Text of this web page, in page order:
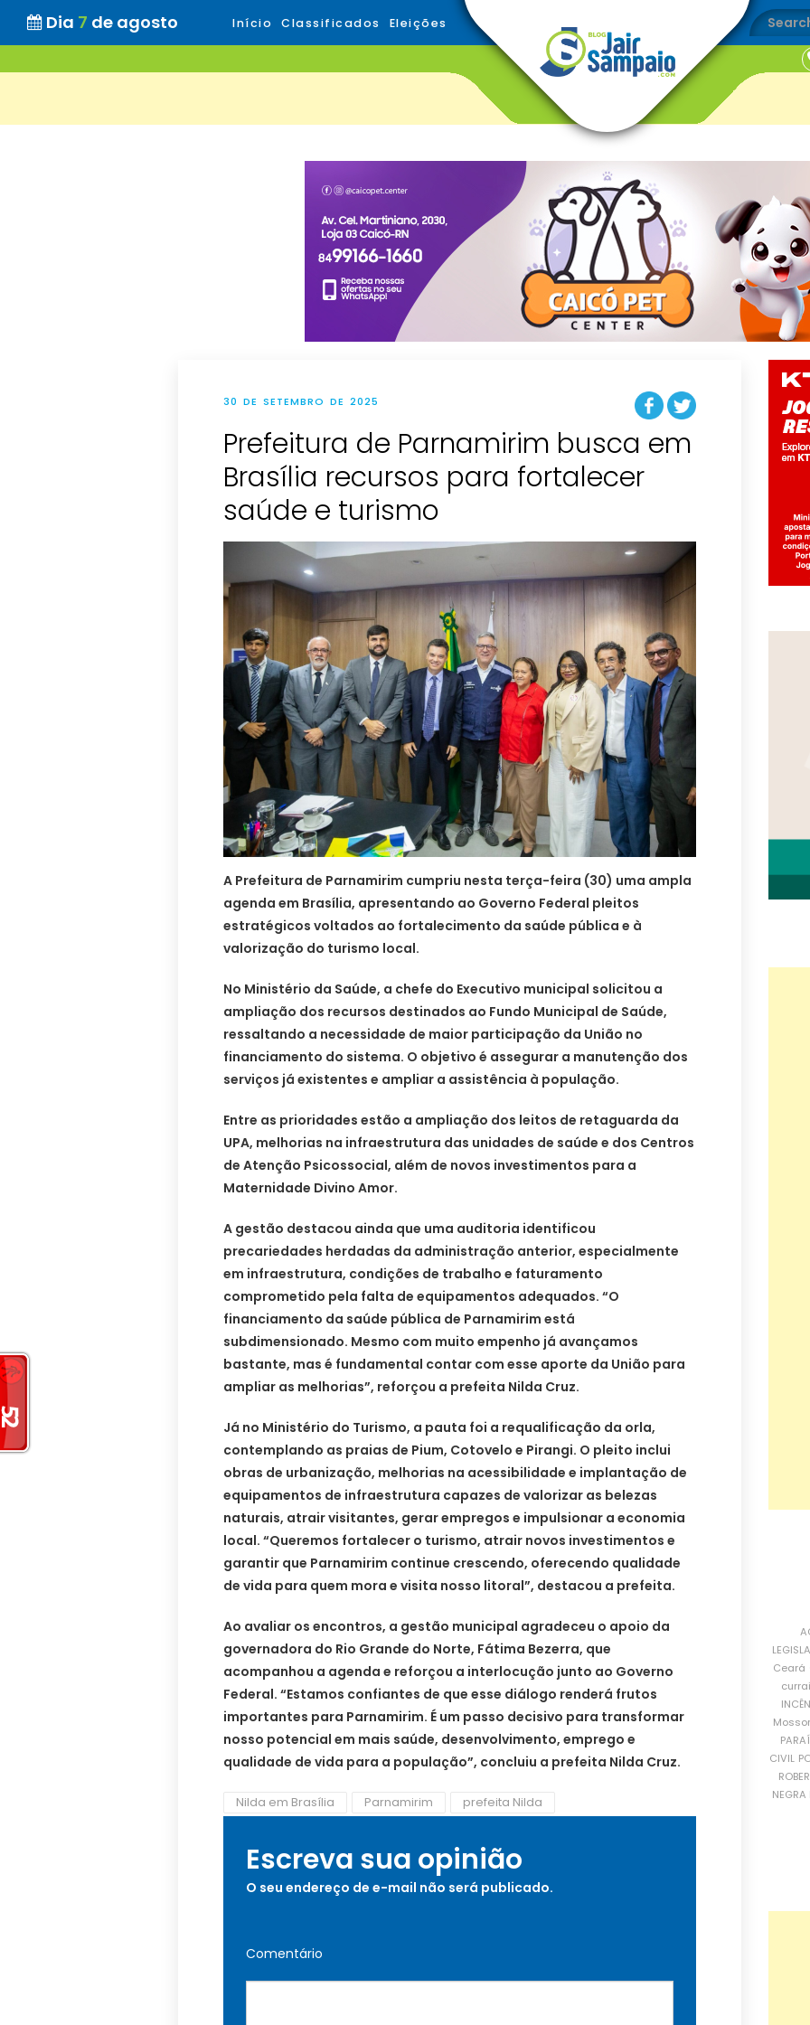
Dia 7 de agosto Início Classificados Eleições
30 DE SETEMBRO DE 2025
Prefeitura de Parnamirim busca em
Brasília recursos para fortalecer
saúde e turismo
A Prefeitura de Parnamirim cumpriu nesta terça-feira (30) uma ampla
agenda em Brasília, apresentando ao Governo Federal pleitos
estratégicos voltados ao fortalecimento da saúde pública e à
valorização do turismo local.
No Ministério da Saúde, a chefe do Executivo municipal solicitou a
ampliação dos recursos destinados ao Fundo Municipal de Saúde,
ressaltando a necessidade de maior participação da União no
financiamento do sistema. O objetivo é assegurar a manutenção dos
serviços já existentes e ampliar a assistência à população.
Entre as prioridades estão a ampliação dos leitos de retaguarda da
UPA, melhorias na infraestrutura das unidades de saúde e dos Centros
de Atenção Psicossocial, além de novos investimentos para a
Maternidade Divino Amor.
A gestão destacou ainda que uma auditoria identificou
precariedades herdadas da administração anterior, especialmente
em infraestrutura, condições de trabalho e faturamento
comprometido pela falta de equipamentos adequados. “O
financiamento da saúde pública de Parnamirim está
subdimensionado. Mesmo com muito empenho já avançamos
bastante, mas é fundamental contar com esse aporte da União para
ampliar as melhorias”, reforçou a prefeita Nilda Cruz.
Já no Ministério do Turismo, a pauta foi a requalificação da orla,
contemplando as praias de Pium, Cotovelo e Pirangi. O pleito inclui
obras de urbanização, melhorias na acessibilidade e implantação de
equipamentos de infraestrutura capazes de valorizar as belezas
naturais, atrair visitantes, gerar empregos e impulsionar a economia
local. “Queremos fortalecer o turismo, atrair novos investimentos e
garantir que Parnamirim continue crescendo, oferecendo qualidade
de vida para quem mora e visita nosso litoral”, destacou a prefeita.
Ao avaliar os encontros, a gestão municipal agradeceu o apoio da
governadora do Rio Grande do Norte, Fátima Bezerra, que
acompanhou a agenda e reforçou a interlocução junto ao Governo
Federal. “Estamos confiantes de que esse diálogo renderá frutos
importantes para Parnamirim. É um passo decisivo para transformar
nosso potencial em mais saúde, desenvolvimento, emprego e
qualidade de vida para a população”, concluiu a prefeita Nilda Cruz.
Nilda em Brasília Parnamirim prefeita Nilda
Escreva sua opinião
O seu endereço de e-mail não será publicado.
Comentário
Ceará
CIVIL
NEGRA